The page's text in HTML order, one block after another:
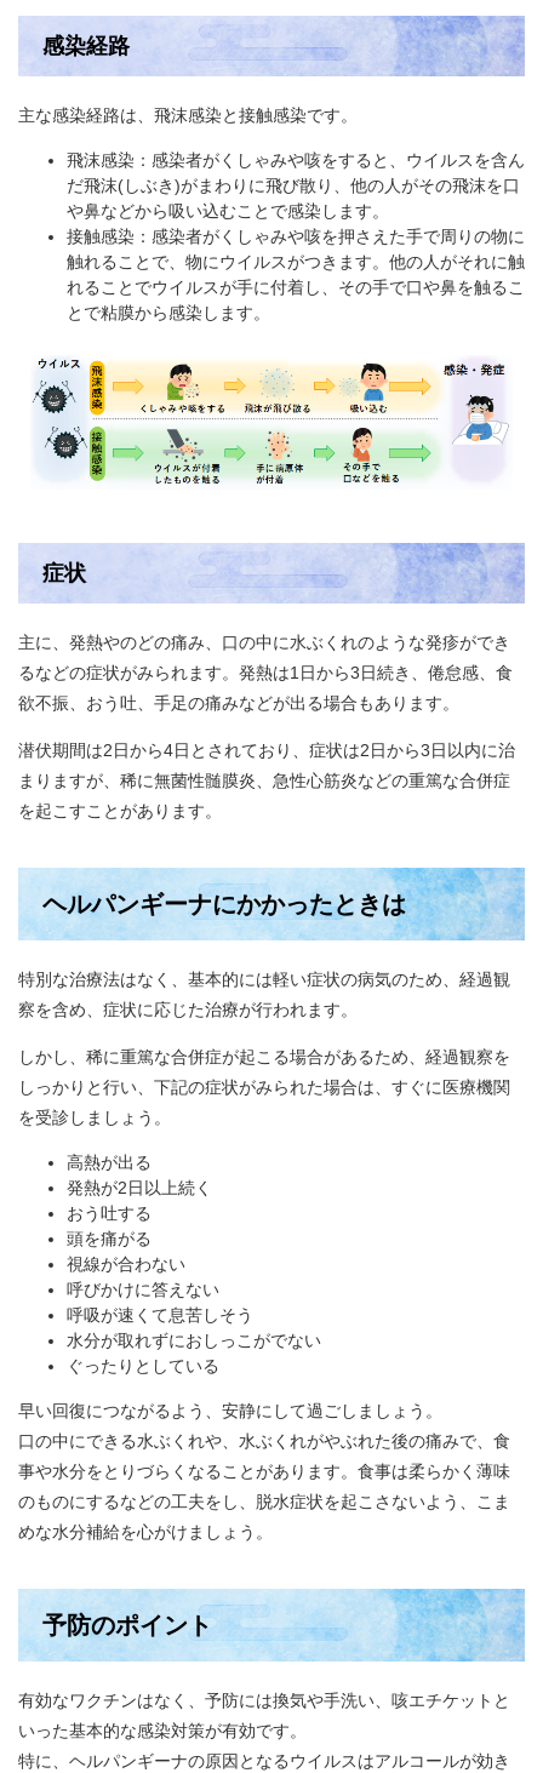
感染経路
主な感染経路は、飛沫感染と接触感染です。
飛沫感染：感染者がくしゃみや咳をすると、ウイルスを含ん
だ飛沫(しぶき)がまわりに飛び散り、他の人がその飛沫を口
や鼻などから吸い込むことで感染します。
接触感染：感染者がくしゃみや咳を押さえた手で周りの物に
触れることで、物にウイルスがつきます。他の人がそれに触
れることでウイルスが手に付着し、その手で口や鼻を触るこ
とで粘膜から感染します。
症状
主に、発熱やのどの痛み、口の中に水ぶくれのような発疹ができ
るなどの症状がみられます。発熱は1日から3日続き、倦怠感、食
欲不振、おう吐、手足の痛みなどが出る場合もあります。
潜伏期間は2日から4日とされており、症状は2日から3日以内に治
まりますが、稀に無菌性髄膜炎、急性心筋炎などの重篤な合併症
を起こすことがあります。
ヘルパンギーナにかかったときは
特別な治療法はなく、基本的には軽い症状の病気のため、経過観
察を含め、症状に応じた治療が行われます。
しかし、稀に重篤な合併症が起こる場合があるため、経過観察を
しっかりと行い、下記の症状がみられた場合は、すぐに医療機関
を受診しましょう。
高熱が出る
発熱が2日以上続く
おう吐する
頭を痛がる
視線が合わない
呼びかけに答えない
呼吸が速くて息苦しそう
水分が取れずにおしっこがでない
ぐったりとしている
早い回復につながるよう、安静にして過ごしましょう。
口の中にできる水ぶくれや、水ぶくれがやぶれた後の痛みで、食
事や水分をとりづらくなることがあります。食事は柔らかく薄味
のものにするなどの工夫をし、脱水症状を起こさないよう、こま
めな水分補給を心がけましょう。
予防のポイント
有効なワクチンはなく、予防には換気や手洗い、咳エチケットと
いった基本的な感染対策が有効です。
特に、ヘルパンギーナの原因となるウイルスはアルコールが効き